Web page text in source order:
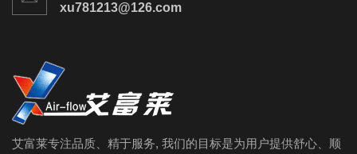
xu781213@126.com
艾富莱专注品质、精于服务, 我们的目标是为用户提供舒心、顺